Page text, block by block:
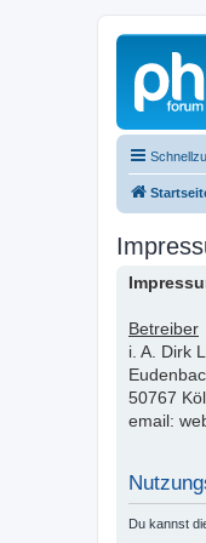
Betreiber
i. A. Dirk
50767
email:
Du kannst